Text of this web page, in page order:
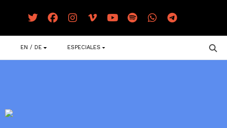
EN / DE ESPECIALES